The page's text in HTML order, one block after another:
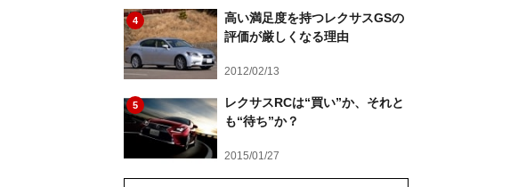
4
高い満足度を持つレクサスGSの
評価が厳しくなる理由
2012/02/13
5
レクサスRCは“買い”か、それと
も“待ち”か？
2015/01/27